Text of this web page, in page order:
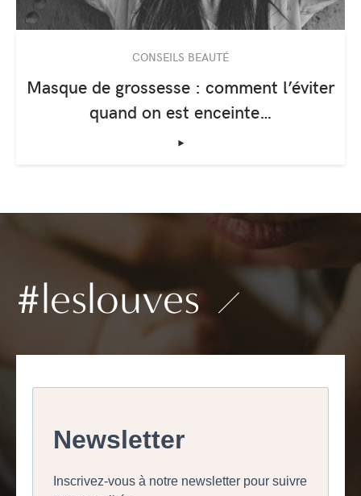
CONSEILS BEAUTÉ
Masque de grossesse : comment l’éviter
quand on est enceinte…
‣
#leslouves